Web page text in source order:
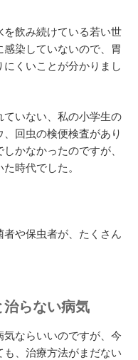
飲み続けている若い世
染していないので、胃
くいことが分かりまし
いない、私の小学生の
回虫の検便検査があり
かなかったのですが、
時代でした。
や保虫者が、たくさん
治らない病気
ならいいのですが、今
、治療方法がまだない